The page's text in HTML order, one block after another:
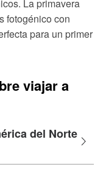
La primavera
fotogénico con
para un primer
viajar a
del Norte